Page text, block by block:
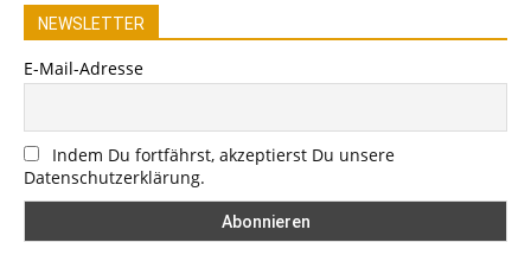
NEWSLETTER
E-Mail-Adresse
Indem Du fortfährst, akzeptierst Du unsere
Datenschutzerklärung.